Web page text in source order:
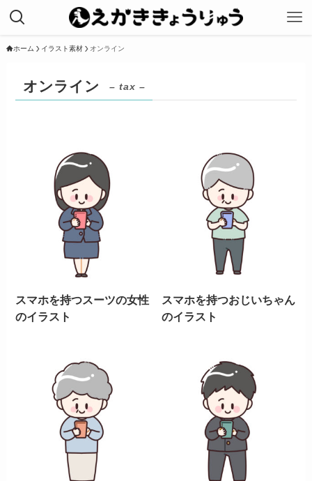
ホーム イラスト素材 オンライン
オンライン – tax –
スマホを持つスーツの女性
のイラスト
スマホを持つおじいちゃん
のイラスト